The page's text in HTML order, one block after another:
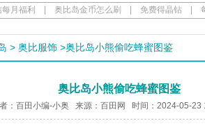
月福利 奥比岛金币怎么刷 免费得晶钻
> 奥比服饰 >奥比岛小熊偷吃蜂蜜图鉴
奥比岛小熊偷吃蜂蜜图鉴
：百田小编-小奥 来源：百田网 时间：2024-05-